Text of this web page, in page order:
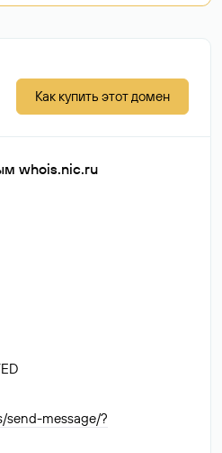
Как купить этот домен
whois.nic.ru
send-message/?